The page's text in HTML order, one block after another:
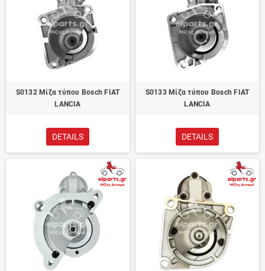
S0132 Μίζα τύπου Bosch FIAT
LANCIA
DETAILS
S0133 Μίζα τύπου Bosch FIAT
LANCIA
DETAILS